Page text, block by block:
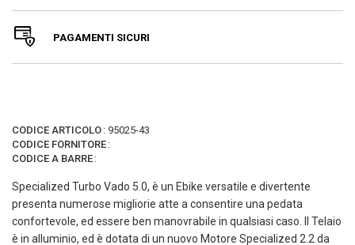
PAGAMENTI SICURI
CODICE ARTICOLO : 95025-43
CODICE FORNITORE :
CODICE A BARRE :
Specialized Turbo Vado 5.0, è un Ebike versatile e divertente
presenta numerose migliorie atte a consentire una pedata
confortevole, ed essere ben manovrabile in qualsiasi caso. Il Telaio
è in alluminio, ed è dotata di un nuovo Motore Specialized 2.2 da